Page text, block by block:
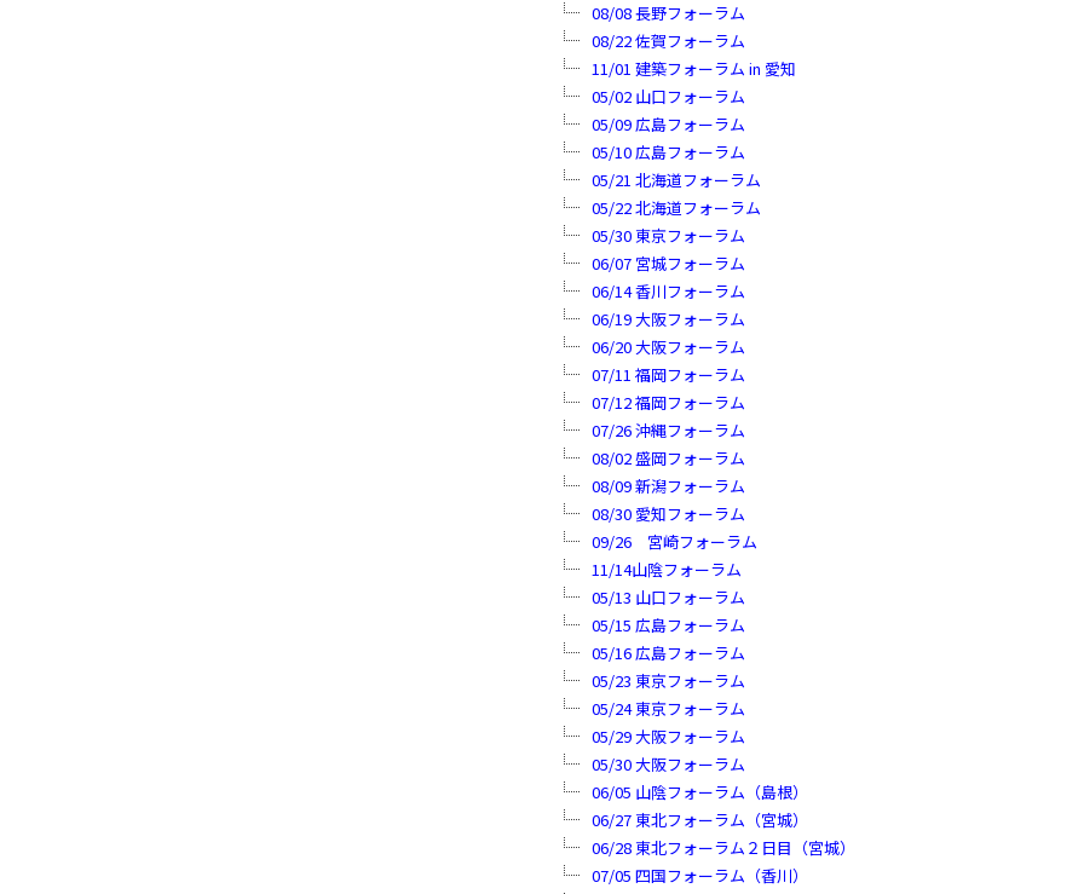
08/08 長野フォーラム
08/22 佐賀フォーラム
11/01 建築フォーラム in 愛知
05/02 山口フォーラム
05/09 広島フォーラム
05/10 広島フォーラム
05/21 北海道フォーラム
05/22 北海道フォーラム
05/30 東京フォーラム
06/07 宮城フォーラム
06/14 香川フォーラム
06/19 大阪フォーラム
06/20 大阪フォーラム
07/11 福岡フォーラム
07/12 福岡フォーラム
07/26 沖縄フォーラム
08/02 盛岡フォーラム
08/09 新潟フォーラム
08/30 愛知フォーラム
09/26 宮崎フォーラム
11/14山陰フォーラム
05/13 山口フォーラム
05/15 広島フォーラム
05/16 広島フォーラム
05/23 東京フォーラム
05/24 東京フォーラム
05/29 大阪フォーラム
05/30 大阪フォーラム
06/05 山陰フォーラム（島根）
06/27 東北フォーラム（宮城）
06/28 東北フォーラム２日目（宮城）
07/05 四国フォーラム（香川）